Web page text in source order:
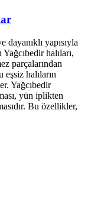
dayanıklı yapısıyla
halıları,
parçalarından
halıların
Yağcıbedir
yün iplikten
Bu özellikler,